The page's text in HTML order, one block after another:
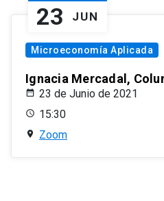
23 JUN
Microeconomía Aplicada
Ignacia Mercadal,
23 de Junio de 2021
15:30
Zoom